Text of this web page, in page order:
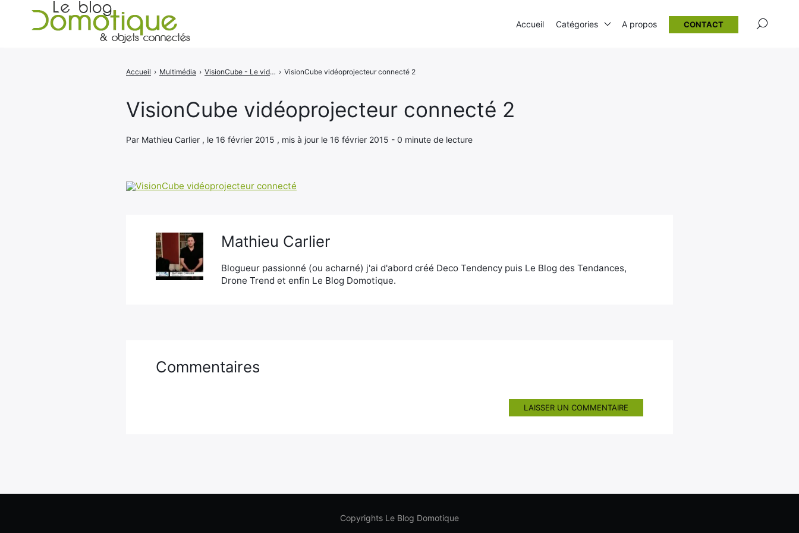
VisionCube vidéoprojecteur connecté 2
Par Mathieu Carlier , le 16 février 2015 , mis à jour le 16 février 2015 - 0 minute de lecture
Accueil › Multimédia › VisionCube - Le vidéoprojecteur connecté › VisionCube vidéoprojecteur connecté 2
Mathieu Carlier
Blogueur passionné (ou acharné) j'ai d'abord créé Deco Tendency puis Le Blog des Tendances,
Drone Trend et enfin Le Blog Domotique.
Commentaires
LAISSER UN COMMENTAIRE
Accueil Catégories A propos CONTACT
Copyrights Le Blog Domotique
Rechercher